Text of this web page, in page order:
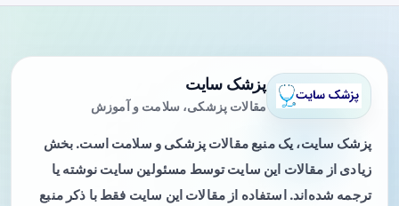
پزشک سایت
مقالات پزشکی، سلامت و آموزش
پزشک سایت، یک منبع مقالات پزشکی و سلامت است. بخش
زیادی از مقالات این سایت توسط مسئولین سایت نوشته یا
ترجمه شده‌اند. استفاده از مقالات این سایت فقط با ذکر منبع